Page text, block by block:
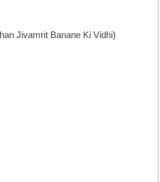
Jivamrit Banane Ki Vidhi)